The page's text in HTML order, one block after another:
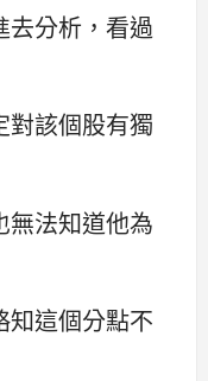
去分析，看過
對該個股有獨
無法知道他為
知這個分點不